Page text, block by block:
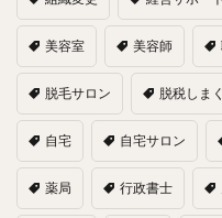
美容室 美容師
脱毛サロン 脱税しま
自宅 自宅サロン
薬局 行政書士